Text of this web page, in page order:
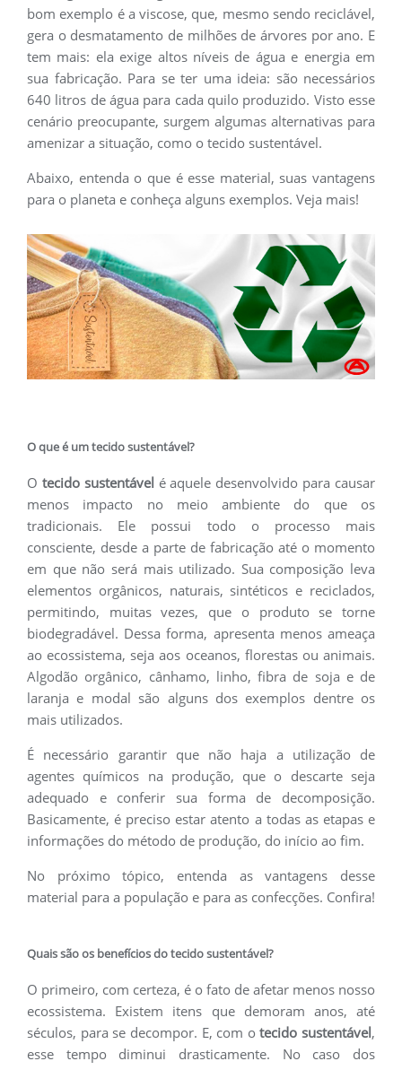
bom exemplo é a viscose, que, mesmo sendo reciclável,
gera o desmatamento de milhões de árvores por ano. E
tem mais: ela exige altos níveis de água e energia em
sua fabricação. Para se ter uma ideia: são necessários
640 litros de água para cada quilo produzido. Visto esse
cenário preocupante, surgem algumas alternativas para
amenizar a situação, como o tecido sustentável.
Abaixo, entenda o que é esse material, suas vantagens
para o planeta e conheça alguns exemplos. Veja mais!
O que é um tecido sustentável?
O tecido sustentável é aquele desenvolvido para causar
menos impacto no meio ambiente do que os
tradicionais. Ele possui todo o processo mais
consciente, desde a parte de fabricação até o momento
em que não será mais utilizado. Sua composição leva
elementos orgânicos, naturais, sintéticos e reciclados,
permitindo, muitas vezes, que o produto se torne
biodegradável. Dessa forma, apresenta menos ameaça
ao ecossistema, seja aos oceanos, florestas ou animais.
Algodão orgânico, cânhamo, linho, fibra de soja e de
laranja e modal são alguns dos exemplos dentre os
mais utilizados.
É necessário garantir que não haja a utilização de
agentes químicos na produção, que o descarte seja
adequado e conferir sua forma de decomposição.
Basicamente, é preciso estar atento a todas as etapas e
informações do método de produção, do início ao fim.
No próximo tópico, entenda as vantagens desse
material para a população e para as confecções. Confira!
Quais são os benefícios do tecido sustentável?
O primeiro, com certeza, é o fato de afetar menos nosso
ecossistema. Existem itens que demoram anos, até
séculos, para se decompor. E, com otecido sustentável,
esse tempo diminui drasticamente. No caso dos